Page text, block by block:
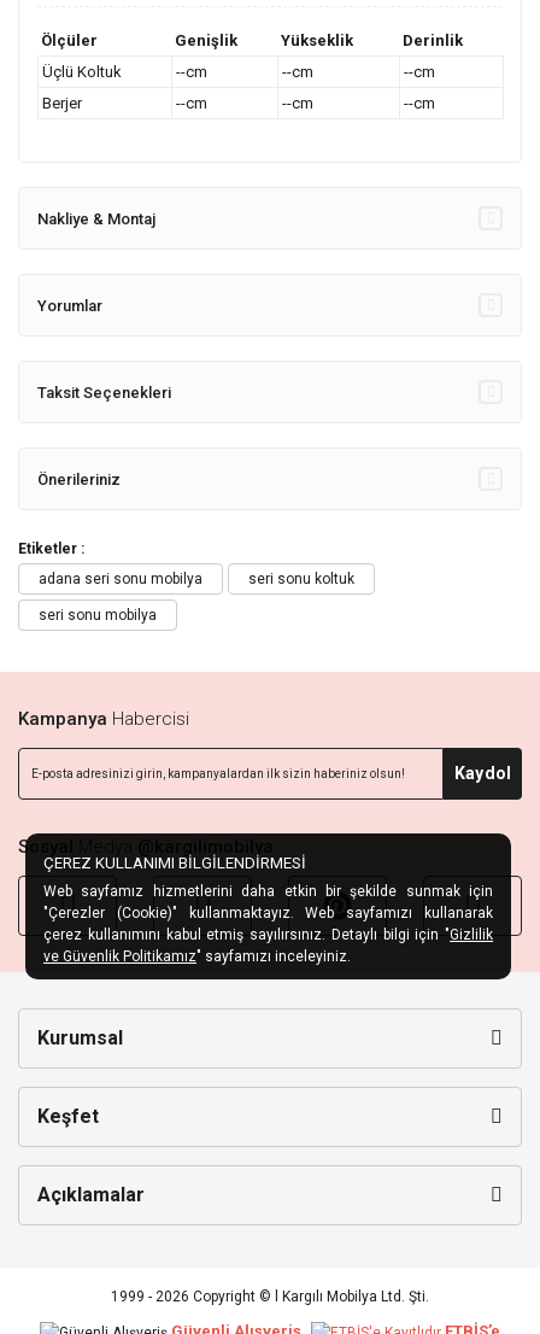
Ölçüler Genişlik Yükseklik
Derinlik
Üçlü Koltuk
--cm --cm
--cm
Berjer
--cm --cm --cm
Nakliye & Montaj
Yorumlar
Taksit Seçenekleri
Önerileriniz
Etiketler :
adana seri sonu mobilya
seri sonu koltuk
seri sonu mobilya
Kampanya Habercisi
Kaydol
Sosyal
Kurumsal
Keşfet
Açıklamalar
1999 - 2026 Copyright © l Kargılı Mobilya Ltd. Şti.
ÇEREZ KULLANIMI BİLGİLENDİRMESİ
Web sayfamız hizmetlerini daha etkin bir şekilde sunmak için
"Çerezler (Cookie)" kullanmaktayız. Web sayfamızı kullanarak
çerez kullanımını kabul etmiş sayılırsınız. Detaylı bilgi için "Gizlilik
ve Güvenlik Politikamız" sayfamızı inceleyiniz.